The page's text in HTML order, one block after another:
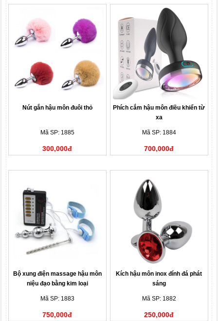
Nút gắn hậu môn đuôi thỏ
Mã SP: 1885
300,000đ
Phích cắm hậu môn điều khiển từ
xa
Mã SP: 1884
700,000đ
Bộ xung điện massage hậu môn
niệu đạo bằng kim loại
Mã SP: 1883
750,000đ
Kích hậu môn inox đính đá phát
sáng
Mã SP: 1882
250,000đ